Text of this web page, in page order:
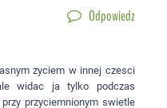
Odpowiedz
zyciem w innej czesci
widac ja tylko podczas
przyciemnionym swietle